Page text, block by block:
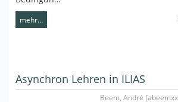
mehr…
Asynchron Lehren in ILIAS
Beem, André